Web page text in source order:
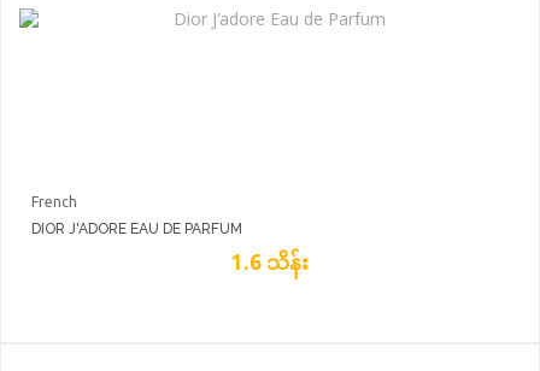
French
DIOR J'ADORE EAU DE PARFUM
1.6 သိန်း